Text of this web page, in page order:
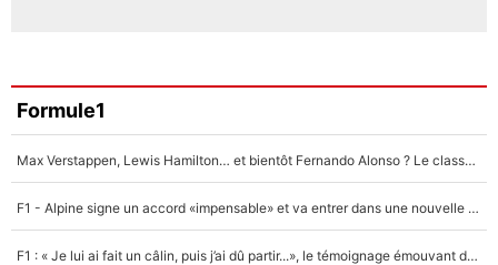
Formule1
Max Verstappen, Lewis Hamilton… et bientôt Fernando Alonso ? Le classement des pilotes les mieux payés en Formule 1 risque de changer !
F1 - Alpine signe un accord «impensable» et va entrer dans une nouvelle dimension : Grande nouvelle pour Pierre Gasly !
F1 : « Je lui ai fait un câlin, puis j’ai dû partir...», le témoignage émouvant de Max Verstappen sur sa fille